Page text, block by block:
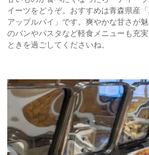
イーツをどうぞ。おすすめは青森県産
アップルパイ」です。爽やかな甘さが
のパンやパスタなど軽食メニューも充
ときを過ごしてくださいね。